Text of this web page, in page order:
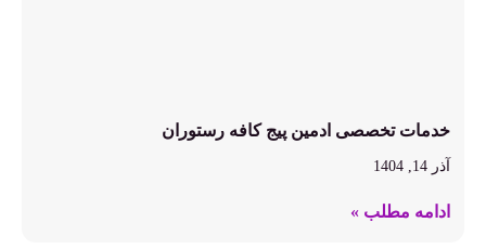
خدمات تخصصی ادمین پیج کافه رستوران
آذر 14, 1404
ادامه مطلب »